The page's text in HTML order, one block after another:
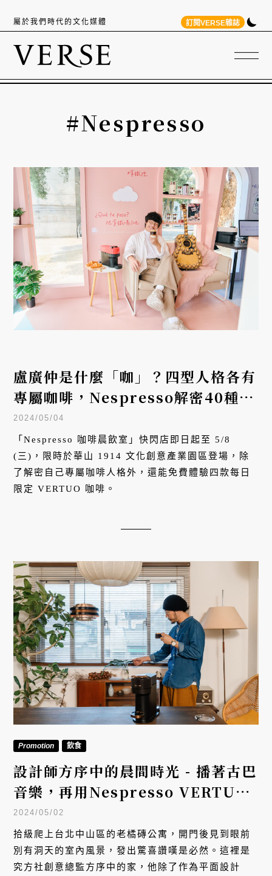
屬於我們時代的文化媒體 訂閱VERSE雜誌
#Nespresso
盧廣仲是什麼「咖」？四型人格各有
專屬咖啡，Nespresso解密40種風
味
2024/05/04
「Nespresso 咖啡晨飲室」快閃店即日起至 5/8
(三)，限時於華山 1914 文化創意產業園區登場，除
了解密自己專屬咖啡人格外，還能免費體驗四款每日
限定 VERTUO 咖啡。
Promotion 飲食
設計師方序中的晨間時光 - 播著古巴
音樂，再用Nespresso VERTUO
做杯特調咖啡
2024/05/02
拾級爬上台北中山區的老橘磚公寓，開門後見到眼前
別有洞天的室內風景，發出驚喜讚嘆是必然。這裡是
究方社創意總監方序中的家，他除了作為平面設計